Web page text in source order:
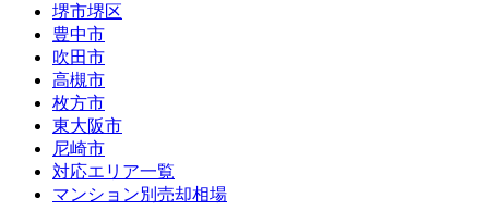
堺市堺区
豊中市
吹田市
高槻市
枚方市
東大阪市
尼崎市
対応エリア一覧
マンション別売却相場